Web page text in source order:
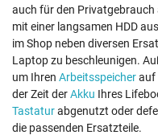
auch für den
mit einer langsamen HDD
im Shop neben diversen
Laptop zu beschleunigen.
um Ihren Arbeitsspeicherauf
der Zeit derAkku Ihres
Tastaturabgenutzt oder
die passenden Ersatzteile.